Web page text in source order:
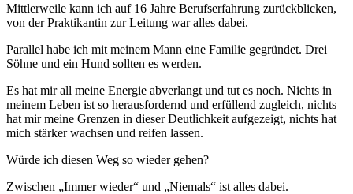
Mittlerweile kann ich auf 16 Jahre Berufserfahrung zurückblicken,
von der Praktikantin zur Leitung war alles dabei.
Parallel habe ich mit meinem Mann eine Familie gegründet. Drei
Söhne und ein Hund sollten es werden.
Es hat mir all meine Energie abverlangt und tut es noch. Nichts in
meinem Leben ist so herausfordernd und erfüllend zugleich, nichts
hat mir meine Grenzen in dieser Deutlichkeit aufgezeigt, nichts hat
mich stärker wachsen und reifen lassen.
Würde ich diesen Weg so wieder gehen?
Zwischen „Immer wieder“ und „Niemals“ ist alles dabei.